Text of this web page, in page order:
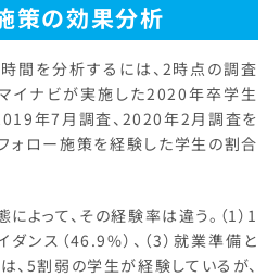
策の効果分析
間を分析するには、2時点の調査
イナビが実施した2020年卒学生
年7月調査、2020年2月調査を
ォロー施策を経験した学生の割合
よって、その経験率は違う。（1）1
ンス（46.9%）、（3）就業準備と
、5割弱の学生が経験しているが、